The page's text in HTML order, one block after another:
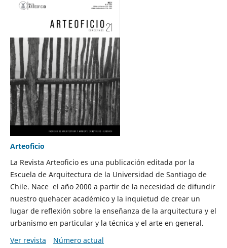
Arteoficio
La Revista Arteoficio es una publicación editada por la
Escuela de Arquitectura de la Universidad de Santiago de
Chile. Nace el año 2000 a partir de la necesidad de difundir
nuestro quehacer académico y la inquietud de crear un
lugar de reflexión sobre la enseñanza de la arquitectura y el
urbanismo en particular y la técnica y el arte en general.
Ver revista
Número actual